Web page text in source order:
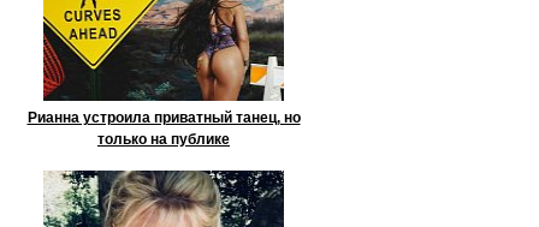
Рианна устроила приватный танец, но
только на публике